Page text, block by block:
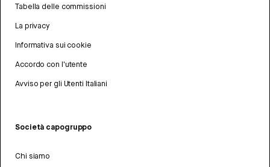
Tabella delle commissioni
La privacy
Informativa sui cookie
Accordo con l'utente
Avviso per gli Utenti Italiani
Società capogruppo
Chi siamo